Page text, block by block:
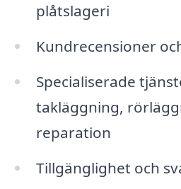
plåtslageri
Kundrecensioner
Specialiserade
takläggning,
reparation
Tillgänglighet och